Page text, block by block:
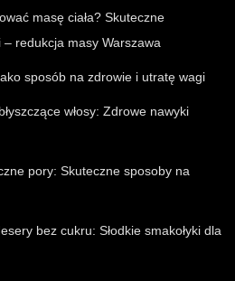
masę ciała? Skuteczne
redukcja masy Warszawa
sposób na zdrowie i utratę wagi
włosy: Zdrowe nawyki
pory: Skuteczne sposoby na
bez cukru: Słodkie smakołyki dla